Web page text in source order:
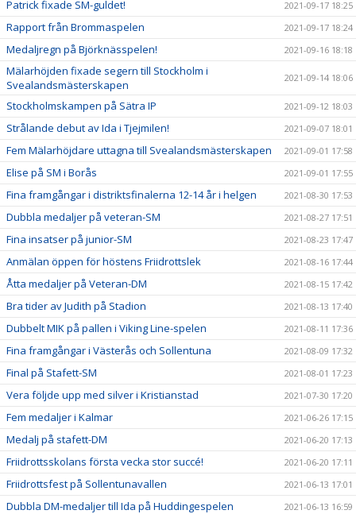
Patrick fixade SM-guldet! 2021-09-17 18:25
Rapport från Brommaspelen 2021-09-17 18:24
Medaljregn på Björknässpelen! 2021-09-16 18:18
Mälarhöjden fixade segern till Stockholm i
Svealandsmästerskapen
2021-09-14 18:06
Stockholmskampen på Sätra IP 2021-09-12 18:03
Strålande debut av Ida i Tjejmilen! 2021-09-07 18:01
Fem Mälarhöjdare uttagna till Svealandsmästerskapen 2021-09-01 17:58
Elise på SM i Borås 2021-09-01 17:55
Fina framgångar i distriktsfinalerna 12-14 år i helgen 2021-08-30 17:53
Dubbla medaljer på veteran-SM 2021-08-27 17:51
Fina insatser på junior-SM 2021-08-23 17:47
Anmälan öppen för höstens Friidrottslek 2021-08-16 17:44
Åtta medaljer på Veteran-DM 2021-08-15 17:42
Bra tider av Judith på Stadion 2021-08-13 17:40
Dubbelt MIK på pallen i Viking Line-spelen 2021-08-11 17:36
Fina framgångar i Västerås och Sollentuna 2021-08-09 17:32
Final på Stafett-SM 2021-08-01 17:23
Vera följde upp med silver i Kristianstad 2021-07-30 17:20
Fem medaljer i Kalmar 2021-06-26 17:15
Medalj på stafett-DM 2021-06-20 17:13
Friidrottsskolans första vecka stor succé! 2021-06-20 17:11
Friidrottsfest på Sollentunavallen 2021-06-13 17:01
Dubbla DM-medaljer till Ida på Huddingespelen 2021-06-13 16:59